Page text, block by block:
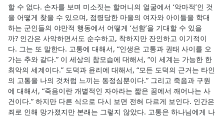
할 수 없다. 손자를 보며 미소짓는 할머니의 얼굴에서 ‘악마적’인 것
을 어떻게 찾을 수 있으며, 점령당한 마을의 여자와 아이들을 학대
하는 군인들의 야만적 행동에서 어떻게 ‘선함’을 기대할 수 있을
까? 인간은 사악하면서도 순수하고, 착하지만 잔인하고 이기적이
다. 그는 또 말한다. 고통에 대해서, “인생은 고통과 권태 사이를 오
가는 추와 같다.” 이 세상의 참모습에 대해서, “이 세계는 가능한 한
최악의 세계이다.” 도덕과 윤리에 대해서, “모든 도덕의 근거는 타인
의 고통을 나의 것처럼 느끼는 동정심뿐이다.” 그리고 죽음과 구원
에 대해서, “죽음이란 개별적인 자아라는 짧은 꿈에서 깨어나는 사
건이다.” 하지만 다른 식으로 다시 보면 전혀 다르게 보인다. 인간은
죄로 인해 망가졌지만 본래는 그렇지 않았다. 고통은 하나님에게 나